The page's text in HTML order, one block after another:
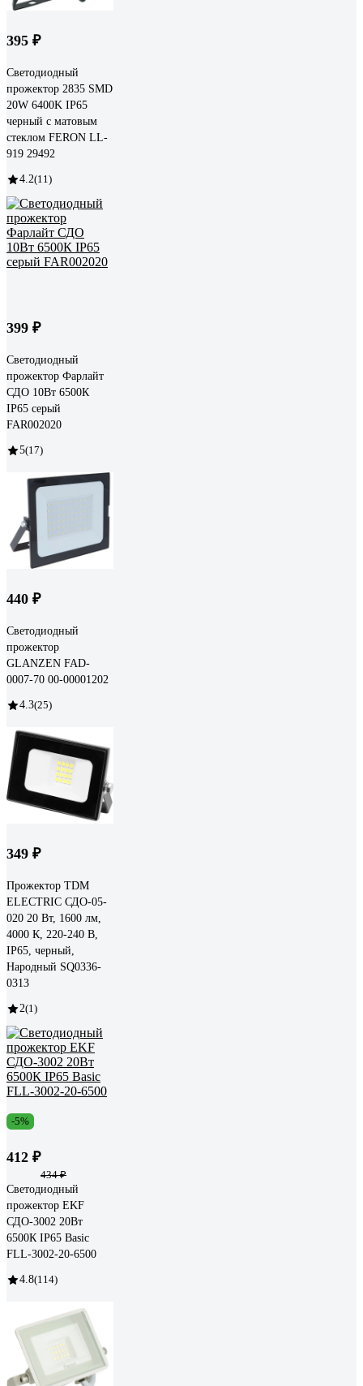
395 ₽
Светодиодный
прожектор 2835 SMD
20W 6400K IP65
черный с матовым
стеклом FERON LL-
919 29492
4.2(11)
399 ₽
Светодиодный
прожектор Фарлайт
СДО 10Вт 6500К
IP65 серый
FAR002020
5(17)
440 ₽
Светодиодный
прожектор
GLANZEN FAD-
0007-70 00-00001202
4.3(25)
349 ₽
Прожектор TDM
ELECTRIC СДО-05-
020 20 Вт, 1600 лм,
4000 К, 220-240 В,
IP65, черный,
Народный SQ0336-
0313
2(1)
-5%
412 ₽
434 ₽
Светодиодный
прожектор EKF
СДО-3002 20Вт
6500К IP65 Basic
FLL-3002-20-6500
4.8(114)